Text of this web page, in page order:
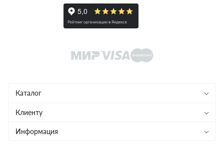
Каталог
Чемоданы
Рюкзаки
Клиенту
Магазины
Информация